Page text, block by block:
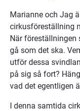
Marianne och Jag
cirkusföreställning
När föreställningen
gå som det ska.
utför dessa
på sig så fort?
vad det egentligen
I denna samtida